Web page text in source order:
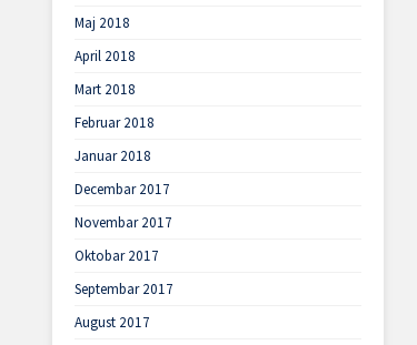
Maj 2018
April 2018
Mart 2018
Februar 2018
Januar 2018
Decembar 2017
Novembar 2017
Oktobar 2017
Septembar 2017
August 2017